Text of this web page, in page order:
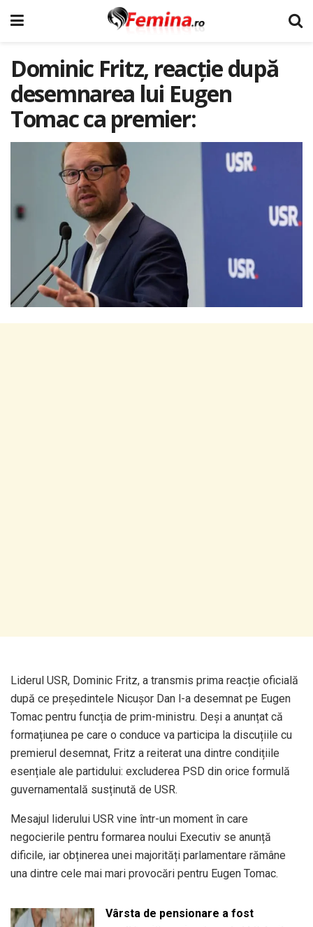
Dominic Fritz, reacție după
desemnarea lui Eugen
Tomac ca premier:
Liderul USR, Dominic Fritz, a transmis prima reacție oficială
după ce președintele Nicușor Dan l-a desemnat pe Eugen
Tomac pentru funcția de prim-ministru. Deși a anunțat că
formațiunea pe care o conduce va participa la discuțiile cu
premierul desemnat, Fritz a reiterat una dintre condițiile
esențiale ale partidului: excluderea PSD din orice formulă
guvernamentală susținută de USR.
Mesajul liderului USR vine într-un moment în care
negocierile pentru formarea noului Executiv se anunță
dificile, iar obținerea unei majorități parlamentare rămâne
una dintre cele mai mari provocări pentru Eugen Tomac.
Vârsta de pensionare a fost